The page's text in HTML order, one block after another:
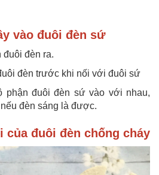
vào đuôi đèn sứ
đèn ra.
đèn trước khi nối với đuôi sứ
phận đuôi đèn sứ vào với nhau,
đèn sáng là được.
đuôi đèn chống cháy